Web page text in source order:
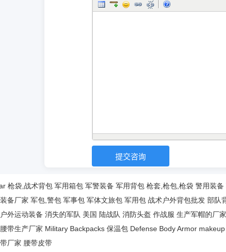
枪袋,战术背包 军用箱包 军警装备 军用背包 枪套,枪包,枪袋 警用装备
备厂家 军包,警包 军事包 军体文旅包 军用包 战术户外背包批发 部队
户外运动装备 消失的军队 美国 陆战队 消防头盔 作战服 生产军帽的厂家
带生产厂家 Military Backpacks 保温包 Defense Body Armor makeup
厂家 腰带皮带